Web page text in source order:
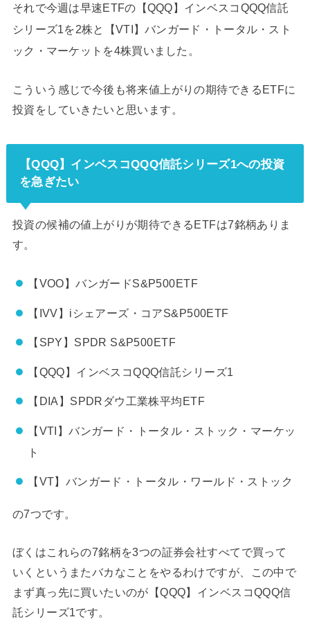
それで今週は早速ETFの【QQQ】インベスコQQQ信託
シリーズ1を2株と【VTI】バンガード・トータル・スト
ック・マーケットを4株買いました。
こういう感じで今後も将来値上がりの期待できるETFに
投資をしていきたいと思います。
【QQQ】インベスコQQQ信託シリーズ1への投資
を急ぎたい
投資の候補の値上がりが期待できるETFは7銘柄ありま
す。
【VOO】バンガードS&P500ETF
【IVV】iシェアーズ・コアS&P500ETF
【SPY】SPDR S&P500ETF
【QQQ】インベスコQQQ信託シリーズ1
【DIA】SPDRダウ工業株平均ETF
【VTI】バンガード・トータル・ストック・マーケッ
ト
【VT】バンガード・トータル・ワールド・ストック
の7つです。
ぼくはこれらの7銘柄を3つの証券会社すべてで買って
いくというまたバカなことをやるわけですが、この中で
まず真っ先に買いたいのが【QQQ】インベスコQQQ信
託シリーズ1です。